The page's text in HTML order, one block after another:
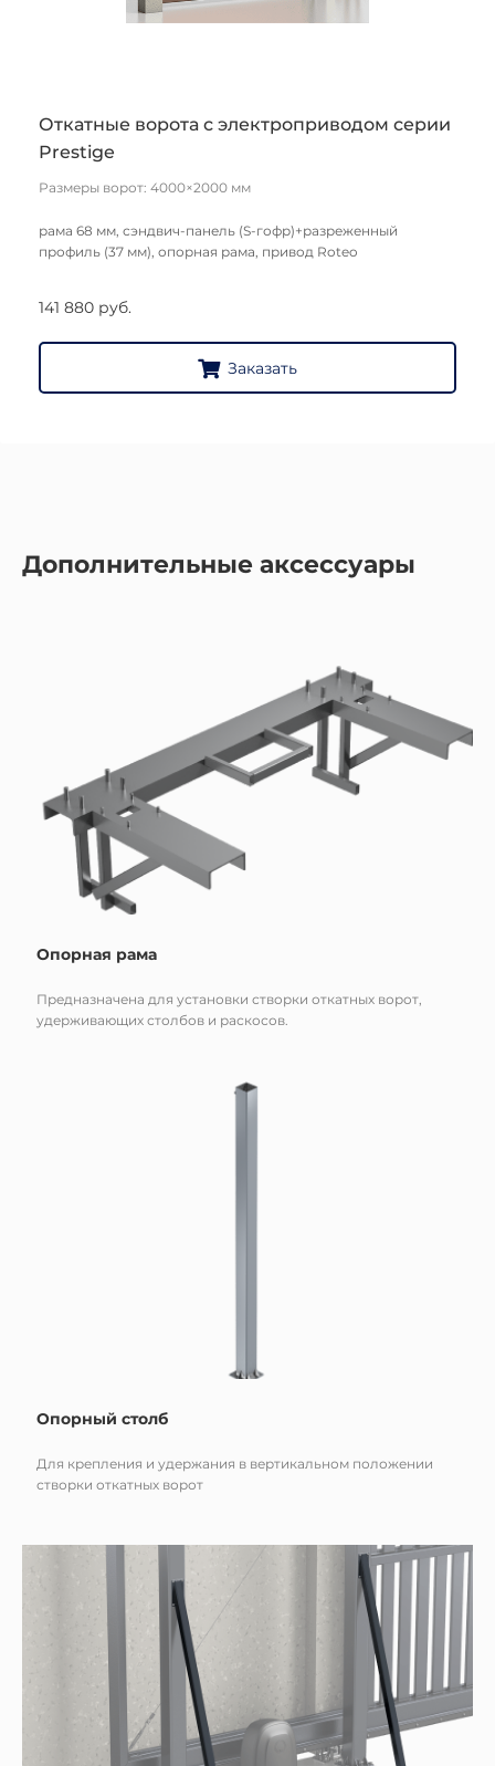
Откатные ворота с электроприводом серии
Prestige
Размеры ворот: 4000×2000 мм
рама 68 мм, сэндвич-панель (S-гофр)+разреженный
профиль (37 мм), опорная рама, привод Roteo
141 880 руб.
Заказать
Дополнительные аксессуары
Опорная рама
Предназначена для установки створки откатных ворот,
удерживающих столбов и раскосов.
Опорный столб
Для крепления и удержания в вертикальном положении
створки откатных ворот